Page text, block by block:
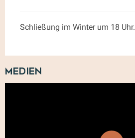
Schließung im Winter um 18 Uhr.
Medien